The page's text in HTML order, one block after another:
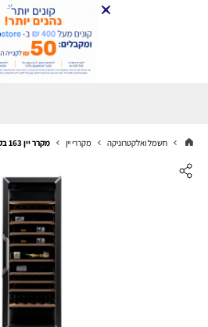
חשמל ואלקטרוניקה מקררי יין מקרר יין 163 בקבוקים EuroCave גוגט דגם GOGUETTE L BLACK